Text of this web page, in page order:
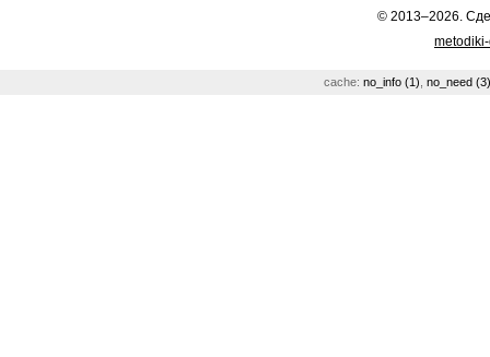
© 2013–2026.
cache: no_info (1) no_need (3)